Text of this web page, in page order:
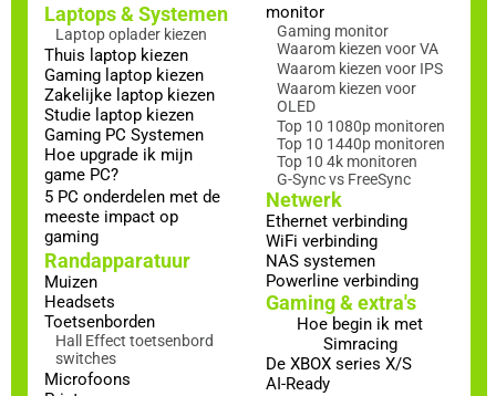
Laptops & Systemen
Laptop oplader kiezen
Thuis laptop kiezen
Gaming laptop kiezen
Zakelijke laptop kiezen
Studie laptop kiezen
Gaming PC Systemen
Hoe upgrade ik mijn
game PC?
5 PC onderdelen met de
meeste impact op
gaming
Randapparatuur
Muizen
Headsets
Toetsenborden
Hall Effect toetsenbord
switches
Microfoons
monitor
Gaming monitor
Waarom kiezen voor VA
Waarom kiezen voor IPS
Waarom kiezen voor
OLED
Top 10 1080p monitoren
Top 10 1440p monitoren
Top 10 4k monitoren
G-Sync vs FreeSync
Netwerk
Ethernet verbinding
WiFi verbinding
NAS systemen
Powerline verbinding
Gaming & extra's
Hoe begin ik met
Simracing
De XBOX series X/S
AI-Ready